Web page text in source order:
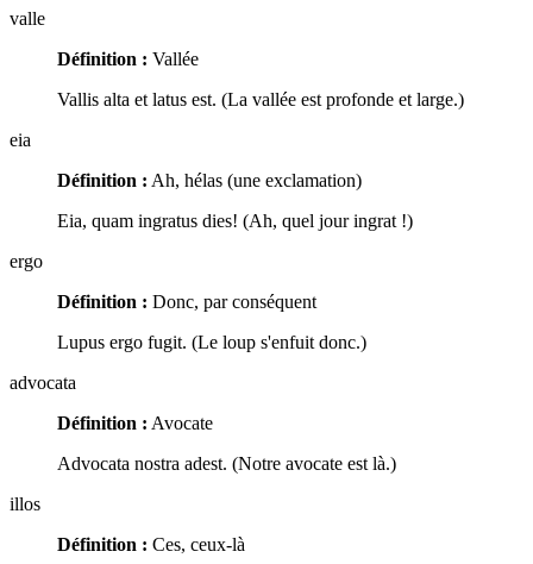
valle
Définition : Vallée
Vallis alta et latus est. (La vallée est profonde et large.)
eia
Définition : Ah, hélas (une exclamation)
Eia, quam ingratus dies! (Ah, quel jour ingrat !)
ergo
Définition : Donc, par conséquent
Lupus ergo fugit. (Le loup s'enfuit donc.)
advocata
Définition : Avocate
Advocata nostra adest. (Notre avocate est là.)
illos
Définition : Ces, ceux-là